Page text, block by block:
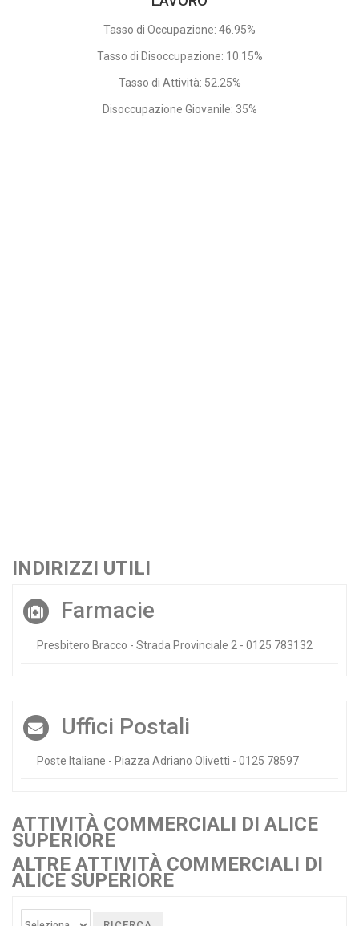
Tasso di Occupazione: 46.95%
Tasso di Disoccupazione: 10.15%
Tasso di Attività: 52.25%
Disoccupazione Giovanile: 35%
INDIRIZZI UTILI
Farmacie
Presbitero Bracco - Strada Provinciale 2 - 0125 783132
Uffici Postali
Poste Italiane - Piazza Adriano Olivetti - 0125 78597
ATTIVITÀ COMMERCIALI DI ALICE
SUPERIORE
ALTRE ATTIVITÀ COMMERCIALI DI
ALICE SUPERIORE